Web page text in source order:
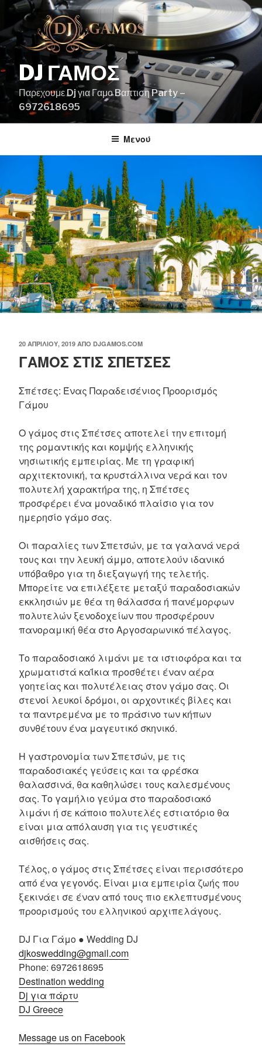
Μετάβαση
περιεχόμενο
DJ ΓΑΜΟΣ
Παρεχουμε Dj για Γαμο Bαπτιση Party –
6972618695
Μενού
ΔΗΜΟΣΙΕΎΤΗΚΕ
ΣΤΙΣ
20 ΑΠΡΙΛΊΟΥ, 2019 ΑΠΌ DJGAMOS.COM
ΓΑΜΟΣ ΣΤΙΣ ΣΠΕΤΣΕΣ
Σπέτσες: Ένας Παραδεισένιος Προορισμός
Γάμου
Ο γάμος στις Σπέτσες αποτελεί την επιτομή
της ρομαντικής και κομψής ελληνικής
νησιωτικής εμπειρίας. Με τη γραφική
αρχιτεκτονική, τα κρυστάλλινα νερά και τον
πολυτελή χαρακτήρα της, η Σπέτσες
προσφέρει ένα μοναδικό πλαίσιο για τον
ημερησίο γάμο σας.
Οι παραλίες των Σπετσών, με τα γαλανά νερά
τους και την λευκή άμμο, αποτελούν ιδανικό
υπόβαθρο για τη διεξαγωγή της τελετής.
Μπορείτε να επιλέξετε μεταξύ παραδοσιακών
εκκλησιών με θέα τη θάλασσα ή πανέμορφων
πολυτελών ξενοδοχείων που προσφέρουν
πανοραμική θέα στο Αργοσαρωνικό πέλαγος.
Το παραδοσιακό λιμάνι με τα ιστιοφόρα και τα
χρωματιστά καΐκια προσθέτει έναν αέρα
γοητείας και πολυτέλειας στον γάμο σας. Οι
στενοί λευκοί δρόμοι, οι αρχοντικές βίλες και
τα παντρεμένα με το πράσινο των κήπων
συνθέτουν ένα μαγευτικό σκηνικό.
Η γαστρονομία των Σπετσών, με τις
παραδοσιακές γεύσεις και τα φρέσκα
θαλασσινά, θα καθηλώσει τους καλεσμένους
σας. Το γαμήλιο γεύμα στο παραδοσιακό
λιμάνι ή σε κάποιο πολυτελές εστιατόριο θα
είναι μια απόλαυση για τις γευστικές
αισθήσεις σας.
Τέλος, ο γάμος στις Σπέτσες είναι περισσότερο
από ένα γεγονός. Είναι μια εμπειρία ζωής που
ξεκινάει σε έναν από τους πιο εκλεπτυσμένους
προορισμούς του ελληνικού αρχιπελάγους.
DJ Για Γάμο ● Wedding DJ
djkoswedding@gmail.com
Phone: 6972618695
Destination wedding
Dj για πάρτυ
DJ Greece
Message us on Facebook